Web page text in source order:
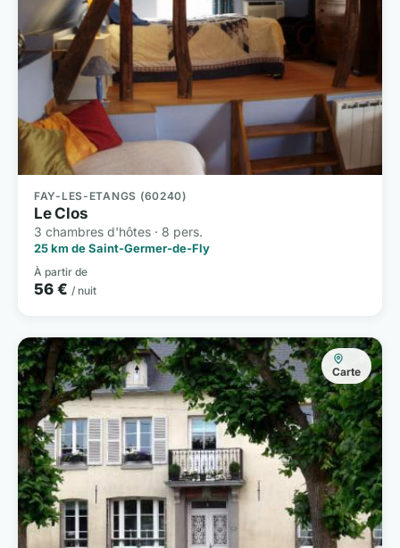
FAY-LES-ETANGS (60240)
Le Clos
3 chambres d'hôtes · 8 pers.
25 km de Saint-Germer-de-Fly
À partir de
56 € / nuit
Carte